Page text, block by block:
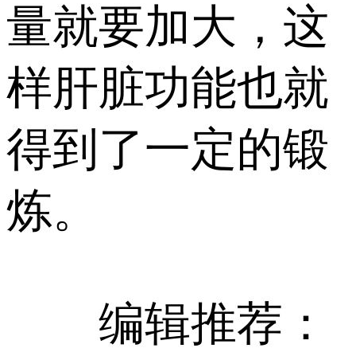
量就要加大，这
样肝脏功能也就
得到了一定的锻
炼。
编辑推荐：